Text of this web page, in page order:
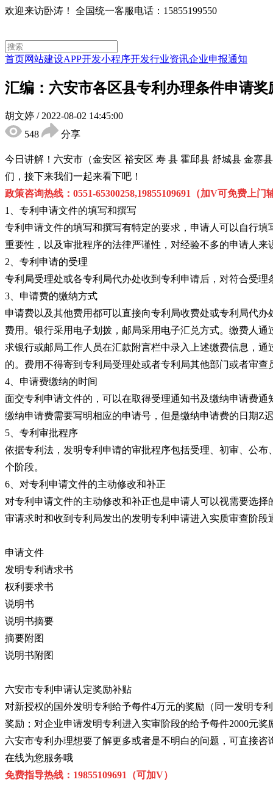
欢迎来访卧涛！ 全国统一客服电话：15855199550
首页网站建设APP开发小程序开发行业资讯企业申报通知
汇编：六安市各区县专利办理条件申请奖
胡文婷 / 2022-08-02 14:45:00
548
分享
今日讲解！六安市（金安区 裕安区 寿 县 霍邱县 舒城县 金寨
们，接下来我们一起来看下吧！
政策咨询热线：0551-65300258,19855109691（加V可免费上门
1、专利申请文件的填写和撰写
专利申请文件的填写和撰写有特定的要求，申请人可以自行
重要性，以及审批程序的法律严谨性，对经验不多的申请人
2、专利申请的受理
专利局受理处或各专利局代办处收到专利申请后，对符合受
3、申请费的缴纳方式
申请费以及其他费用都可以直接向专利局收费处或专利局代
费用。银行采用电子划拨，邮局采用电子汇兑方式。缴费人
求银行或邮局工作人员在汇款附言栏中录入上述缴费信息，
的。费用不得寄到专利局受理处或者专利局其他部门或者审查
4、申请费缴纳的时间
面交专利申请文件的，可以在取得受理通知书及缴纳申请费
缴纳申请费需要写明相应的申请号，但是缴纳申请费的日期Z
5、专利审批程序
依据专利法，发明专利申请的审批程序包括受理、初审、公
个阶段。
6、对专利申请文件的主动修改和补正
对专利申请文件的主动修改和补正也是申请人可以视需要选
审请求时和收到专利局发出的发明专利申请进入实质审查阶
申请文件
发明专利请求书
权利要求书
说明书
说明书摘要
摘要附图
说明书附图
六安市专利申请认定奖励补贴
对新授权的国外发明专利给予每件4万元的奖励（同一发明专
奖励；对企业申请发明专利进入实审阶段的给予每件2000元
六安市专利办理想要了解更多或者是不明白的问题，可直接
在线为您服务哦
免费指导热线：19855109691（可加V）